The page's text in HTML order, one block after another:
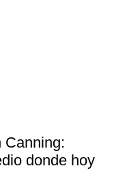
Canning:
donde hoy